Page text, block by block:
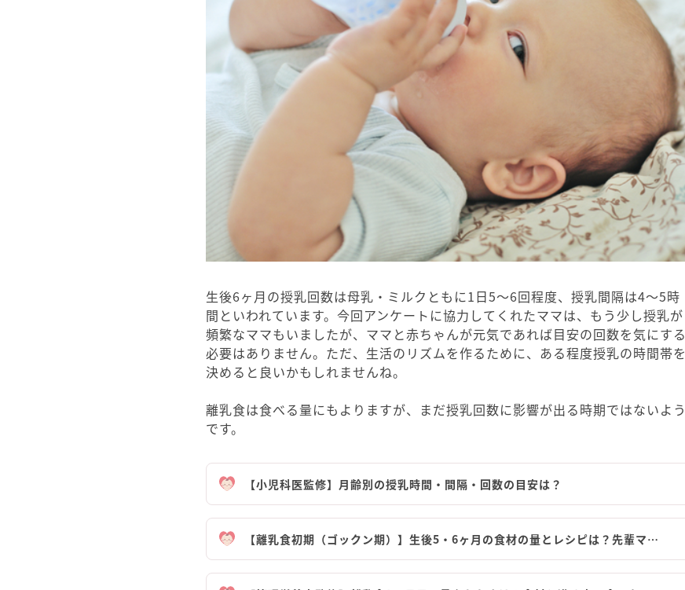
生後6ヶ月の授乳回数は母乳・ミルクともに1日5～6回程度、授乳間隔は4～5時
間といわれています。今回アンケートに協力してくれたママは、もう少し授乳が
頻繁なママもいましたが、ママと赤ちゃんが元気であれば目安の回数を気にする
必要はありません。ただ、生活のリズムを作るために、ある程度授乳の時間帯を
決めると良いかもしれませんね。
離乳食は食べる量にもよりますが、まだ授乳回数に影響が出る時期ではないよう
です。
【小児科医監修】月齢別の授乳時間・間隔・回数の目安は？
【離乳食初期（ゴックン期）】生後5・6ヶ月の食材の量とレシピは？先輩マ…